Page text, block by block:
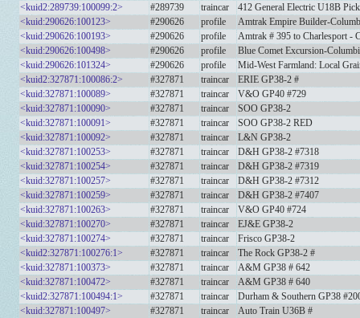
<kuid2:289739:100099:2>
#289739 traincar
412 General Electric U18B
<kuid:290626:100123>
#290626 profile
Amtrak Empire Builder-
<kuid:290626:100193>
#290626 profile
Amtrak # 395 to Charlesport -
<kuid:290626:100498>
#290626 profile
Blue Comet Excursion-
<kuid:290626:101324>
#290626 profile
Mid-West Farmland: Local
<kuid2:327871:100086:2>
#327871 traincar
ERIE GP38-2 #
<kuid:327871:100089>
#327871 traincar
V&O GP40 #729
<kuid:327871:100090>
#327871 traincar
SOO GP38-2
<kuid:327871:100091>
#327871 traincar
SOO GP38-2 RED
<kuid:327871:100092>
#327871 traincar
L&N GP38-2
<kuid:327871:100253>
#327871 traincar
D&H GP38-2 #7318
<kuid:327871:100254>
#327871 traincar
D&H GP38-2 #7319
<kuid:327871:100257>
#327871 traincar
D&H GP38-2 #7312
<kuid:327871:100259>
#327871 traincar
D&H GP38-2 #7407
<kuid:327871:100263>
#327871 traincar
V&O GP40 #724
<kuid:327871:100270>
#327871 traincar
EJ&E GP38-2
<kuid:327871:100274>
#327871 traincar
Frisco GP38-2
<kuid2:327871:100276:1>
#327871 traincar
The Rock GP38-2 #
<kuid:327871:100373>
#327871 traincar
A&M GP38 # 642
<kuid:327871:100472>
#327871 traincar
A&M GP38 # 640
<kuid2:327871:100494:1>
#327871 traincar
Durham & Southern GP38
<kuid:327871:100497>
#327871 traincar
Auto Train U36B #